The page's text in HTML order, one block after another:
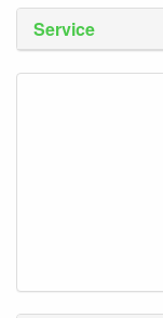
Service